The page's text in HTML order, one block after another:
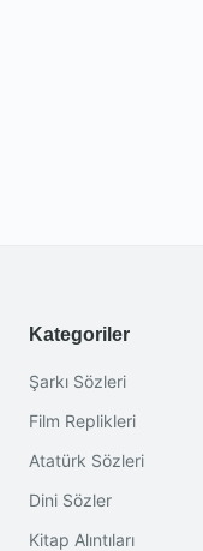
Kategoriler
Şarkı Sözleri
Film Replikleri
Atatürk Sözleri
Dini Sözler
Kitap Alıntıları